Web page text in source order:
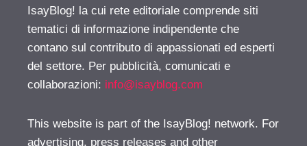
IsayBlog! la cui rete editoriale comprende siti
tematici di informazione indipendente che
contano sul contributo di appassionati ed esperti
del settore. Per pubblicità, comunicati e
collaborazioni: info@isayblog.com
This website is part of the IsayBlog! network. For
advertising, press releases and other